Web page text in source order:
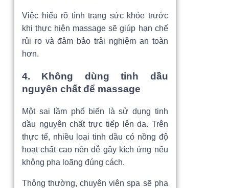
Việc hiểu rõ tình trạng sức khỏe trước
khi thực hiện massage sẽ giúp hạn chế
rủi ro và đảm bảo trải nghiệm an toàn
hơn.
4. Không dùng tinh dầu
nguyên chất để massage
Một sai lầm phổ biến là sử dụng tinh
dầu nguyên chất trực tiếp lên da. Trên
thực tế, nhiều loại tinh dầu có nồng độ
hoạt chất cao nên dễ gây kích ứng nếu
không pha loãng đúng cách.
Thông thường, chuyên viên spa sẽ pha